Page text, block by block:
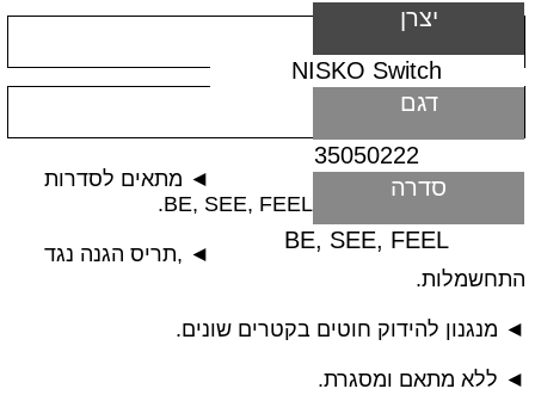
יצרן
NISKO Switch
דגם
35050222
סדרה
BE, SEE, FEEL
◄ מתאים לסדרות
BE, SEE, FEEL.
◄ ,תריס הגנה נגד
התחשמלות.
◄ מנגנון להידוק חוטים בקטרים שונים.
◄ ללא מתאם ומסגרת.